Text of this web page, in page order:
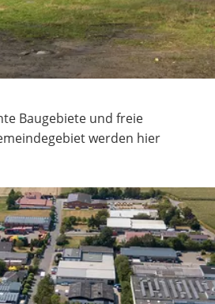
Baugebiete und freie
werden hier